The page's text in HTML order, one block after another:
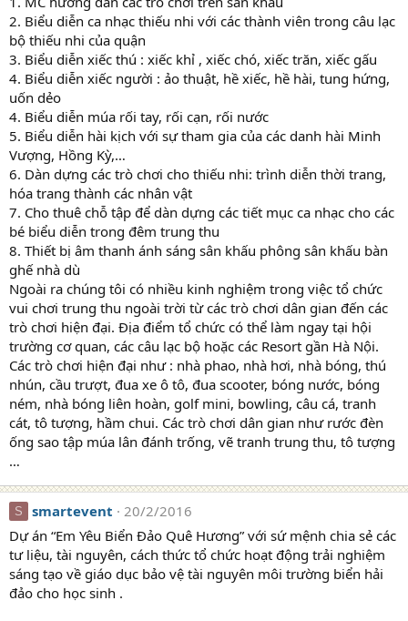
2. Biểu diễn ca nhạc thiếu nhi với các thành viên trong câu lạc
bộ thiếu nhi của quận
3. Biểu diễn xiếc thú : xiếc khỉ , xiếc chó, xiếc trăn, xiếc gấu
4. Biểu diễn xiếc người : ảo thuật, hề xiếc, hề hài, tung hứng,
uốn dẻo
4. Biểu diễn múa rối tay, rối cạn, rối nước
5. Biểu diễn hài kịch với sự tham gia của các danh hài Minh
Vượng, Hồng Kỳ,…
6. Dàn dựng các trò chơi cho thiếu nhi: trình diễn thời trang,
hóa trang thành các nhân vật
7. Cho thuê chỗ tập để dàn dựng các tiết mục ca nhạc cho các
bé biểu diễn trong đêm trung thu
8. Thiết bị âm thanh ánh sáng sân khấu phông sân khấu bàn
ghế nhà dù
Ngoài ra chúng tôi có nhiều kinh nghiệm trong việc tổ chức
vui chơi trung thu ngoài trời từ các trò chơi dân gian đến các
trò chơi hiện đại. Địa điểm tổ chức có thể làm ngay tại hội
trường cơ quan, các câu lạc bộ hoặc các Resort gần Hà Nội.
Các trò chơi hiện đại như : nhà phao, nhà hơi, nhà bóng, thú
nhún, cầu trượt, đua xe ô tô, đua scooter, bóng nước, bóng
ném, nhà bóng liên hoàn, golf mini, bowling, câu cá, tranh
cát, tô tượng, hầm chui. Các trò chơi dân gian như rước đèn
ống sao tập múa lân đánh trống, vẽ tranh trung thu, tô tượng
…
S smartevent
20/2/2016
Dự án “Em Yêu Biển Đảo Quê Hương” với sứ mệnh chia sẻ các
tư liệu, tài nguyên, cách thức tổ chức hoạt động trải nghiệm
sáng tạo về giáo dục bảo vệ tài nguyên môi trường biển hải
đảo cho học sinh .